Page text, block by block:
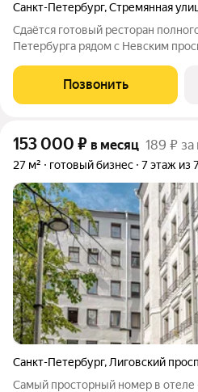
Санкт-Петербург,Стремянная
Сдаётся готовый ресторан
Петербурга рядом с Невским проспектом. Метро в шаговой
Достоевская (700 м). Помещение
работает: заходите и
Позвонить
153 000 ₽ в месяц 189 ₽ за
27 м² готовый бизнес 7 этаж из
Санкт-Петербург, Лиговский
Самый просторный номер в отеле